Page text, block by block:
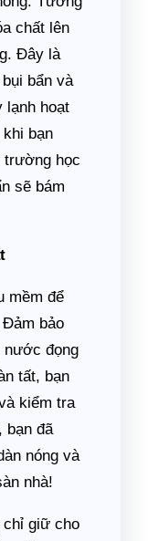
chất lên
Đây là
bẩn và
lạnh hoạt
bạn
trường học
sẽ bám
mềm để
bảo
nước đọng
tất, bạn
kiểm tra
bạn đã
nóng và
nhà!
chỉ giữ cho